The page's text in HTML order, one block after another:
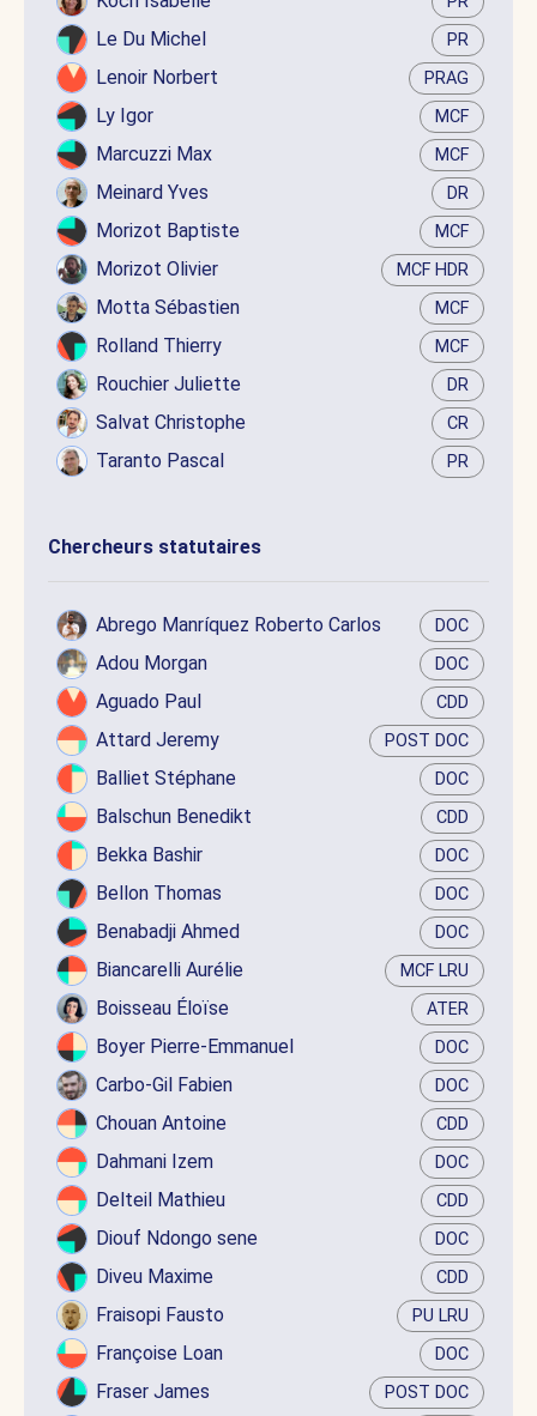
Le Du Michel PR
Lenoir Norbert PRAG
Ly Igor MCF
Marcuzzi Max MCF
Meinard Yves DR
Morizot Baptiste MCF
Morizot Olivier MCF HDR
Motta Sébastien MCF
Rolland Thierry MCF
Rouchier Juliette DR
Salvat Christophe CR
Taranto Pascal PR
Chercheurs statutaires
Abrego Manríquez Roberto Carlos DOC
Adou Morgan DOC
Aguado Paul CDD
Attard Jeremy POST DOC
Balliet Stéphane DOC
Balschun Benedikt CDD
Bekka Bashir DOC
Bellon Thomas DOC
Benabadji Ahmed DOC
Biancarelli Aurélie MCF LRU
Boisseau Éloïse ATER
Boyer Pierre-Emmanuel DOC
Carbo-Gil Fabien DOC
Chouan Antoine CDD
Dahmani Izem DOC
Delteil Mathieu CDD
Diouf Ndongo sene DOC
Diveu Maxime CDD
Fraisopi Fausto PU LRU
Françoise Loan DOC
Fraser James POST DOC